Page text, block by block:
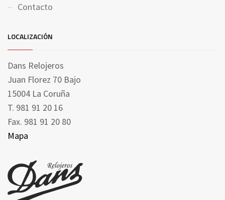
Contacto
LOCALIZACIÓN
Dans Relojeros
Juan Florez 70 Bajo
15004 La Coruña
T. 981 91 20 16
Fax. 981 91 20 80
Mapa